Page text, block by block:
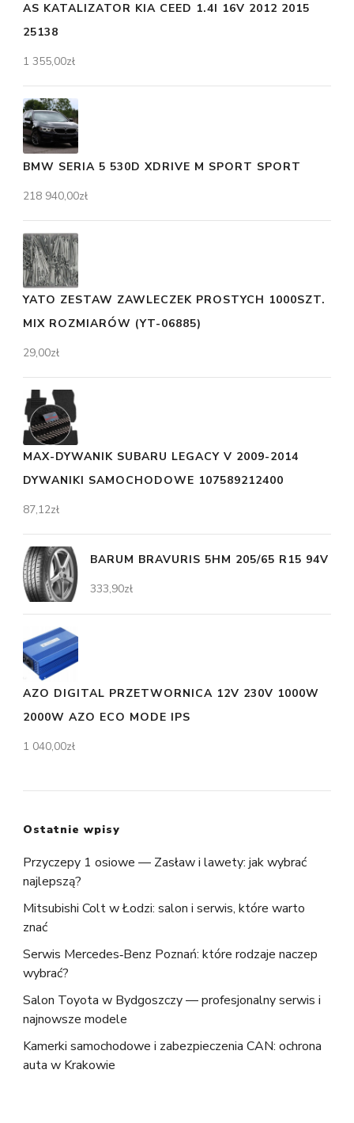
AS KATALIZATOR KIA CEED 1.4I 16V 2012 2015
25138
1 355,00zł
BMW SERIA 5 530D XDRIVE M SPORT SPORT
218 940,00zł
YATO ZESTAW ZAWLECZEK PROSTYCH 1000SZT.
MIX ROZMIARÓW (YT-06885)
29,00zł
MAX-DYWANIK SUBARU LEGACY V 2009-2014
DYWANIKI SAMOCHODOWE 107589212400
87,12zł
BARUM BRAVURIS 5HM 205/65 R15 94V
333,90zł
AZO DIGITAL PRZETWORNICA 12V 230V 1000W
2000W AZO ECO MODE IPS
1 040,00zł
Ostatnie wpisy
Przyczepy 1 osiowe — Zasław i lawety: jak wybrać
najlepszą?
Mitsubishi Colt w Łodzi: salon i serwis, które warto
znać
Serwis Mercedes‑Benz Poznań: które rodzaje naczep
wybrać?
Salon Toyota w Bydgoszczy — profesjonalny serwis i
najnowsze modele
Kamerki samochodowe i zabezpieczenia CAN: ochrona
auta w Krakowie